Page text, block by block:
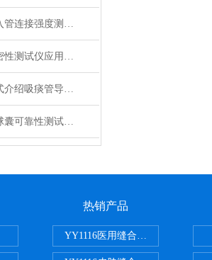
理涛集尿袋导入管连接强度测试仪 详细参数
理涛过滤件致密性测试仪应用设计 行业论文
看上海理涛花式介绍吸痰管导管残留真空测试仪！不是凡尔赛，用过的人都说好
一次性导尿管球囊可靠性测试仪 配有恒温槽 上海理涛出品
热销产品
YY1116医用缝合线线径试验仪